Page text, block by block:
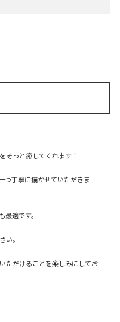
そっと癒してくれます！
つ丁寧に描かせていただきま
最適です。
い。
ただけることを楽しみにしてお